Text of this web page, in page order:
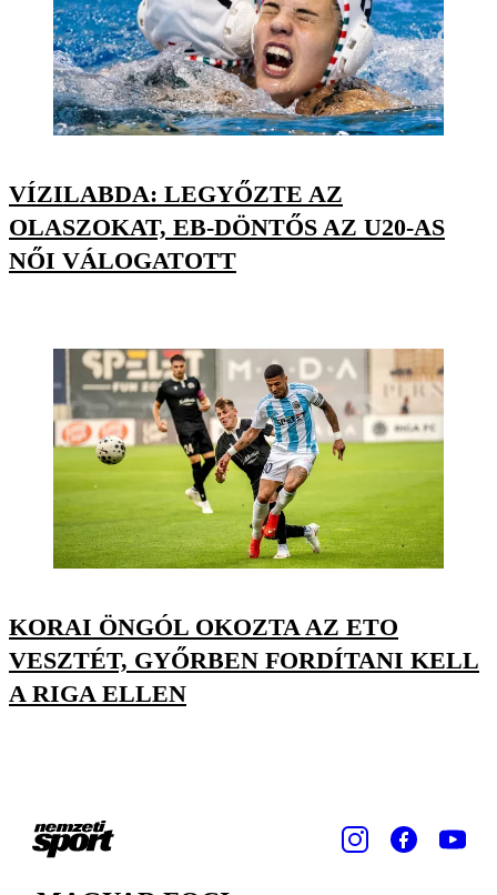
VÍZILABDA: LEGYŐZTE AZ
OLASZOKAT, EB-DÖNTŐS AZ U20-AS
NŐI VÁLOGATOTT
KORAI ÖNGÓL OKOZTA AZ ETO
VESZTÉT, GYŐRBEN FORDÍTANI KELL
A RIGA ELLEN